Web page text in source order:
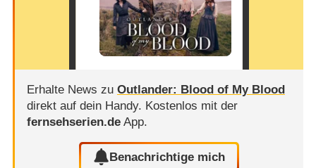
Erhalte News zu Outlander: Blood of My Blood
direkt auf dein Handy. Kostenlos mit der
fernsehserien.deApp.
Benachrichtige mich